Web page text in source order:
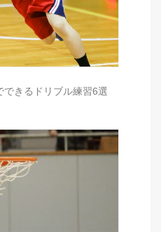
できるドリブル練習6選